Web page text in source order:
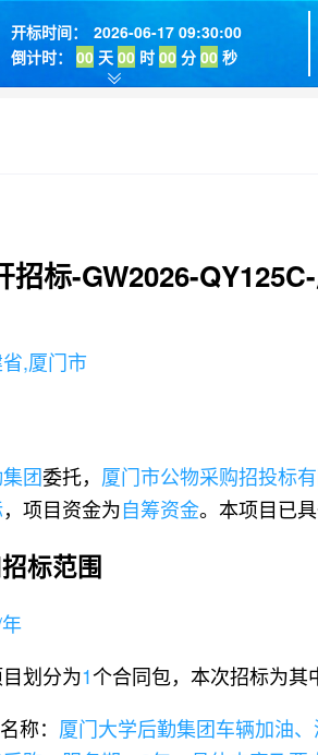
开标时间：
2026-06-17 09:30:00
倒计时：
00 天 00 时 00 分 00 秒